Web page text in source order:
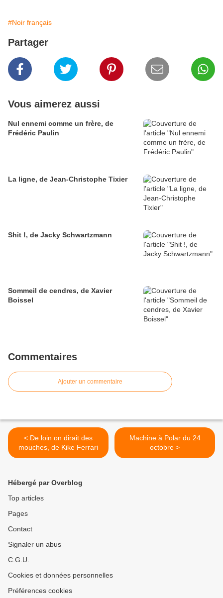
#Noir français
Partager
Vous aimerez aussi
Nul ennemi comme un frère, de
Frédéric Paulin
La ligne, de Jean-Christophe Tixier
Shit !, de Jacky Schwartzmann
Sommeil de cendres, de Xavier
Boissel
Commentaires
Ajouter un commentaire
< De loin on dirait des
mouches, de Kike Ferrari
Machine à Polar du 24
octobre >
Hébergé par Overblog
Top articles
Pages
Contact
Signaler un abus
C.G.U.
Cookies et données personnelles
Préférences cookies